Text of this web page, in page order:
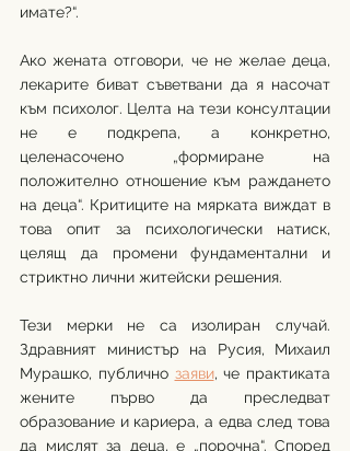
имате?“.
Ако жената отговори, че не желае деца,
лекарите биват съветвани да я насочат
към психолог. Целта на тези консултации
не е подкрепа, а конкретно,
целенасочено „формиране на
положително отношение към раждането
на деца“. Критиците на мярката виждат в
това опит за психологически натиск,
целящ да промени фундаментални и
стриктно лични житейски решения.
Тези мерки не са изолиран случай.
Здравният министър на Русия, Михаил
Мурашко, публично заяви, че практиката
жените първо да преследват
образование и кариера, а едва след това
да мислят за деца, е „порочна“. Според